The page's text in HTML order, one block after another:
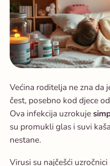
Većina roditelja ne zna da
čest, posebno kod djece
Ova infekcija uzrokuje
su promukli glas i suvi
nestane.
Virusi su najčešći